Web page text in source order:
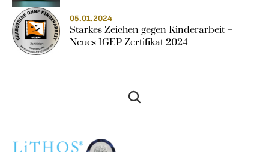
05.01.2024
Starkes Zeichen gegen Kinderarbeit –
Neues IGEP Zertifikat 2024